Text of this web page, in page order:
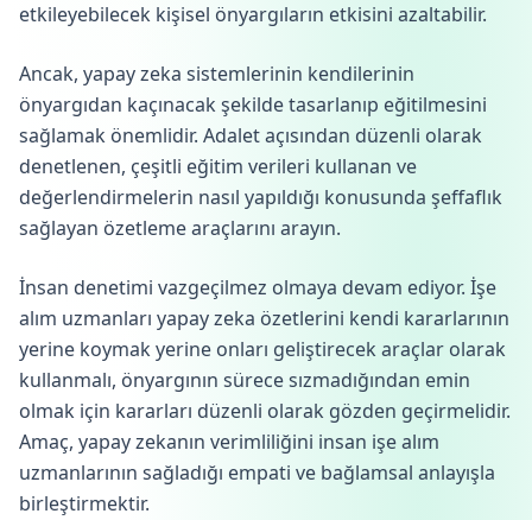
etkileyebilecek kişisel önyargıların etkisini azaltabilir.
Ancak, yapay zeka sistemlerinin kendilerinin
önyargıdan kaçınacak şekilde tasarlanıp eğitilmesini
sağlamak önemlidir. Adalet açısından düzenli olarak
denetlenen, çeşitli eğitim verileri kullanan ve
değerlendirmelerin nasıl yapıldığı konusunda şeffaflık
sağlayan özetleme araçlarını arayın.
İnsan denetimi vazgeçilmez olmaya devam ediyor. İşe
alım uzmanları yapay zeka özetlerini kendi kararlarının
yerine koymak yerine onları geliştirecek araçlar olarak
kullanmalı, önyargının sürece sızmadığından emin
olmak için kararları düzenli olarak gözden geçirmelidir.
Amaç, yapay zekanın verimliliğini insan işe alım
uzmanlarının sağladığı empati ve bağlamsal anlayışla
birleştirmektir.